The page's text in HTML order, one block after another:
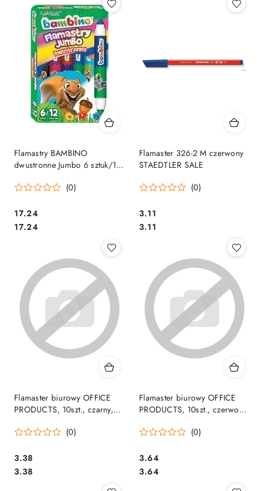
Flamastry BAMBINO
dwustronne Jumbo 6 sztuk/12
(0)
Cena:
17.24
Cena:
17.24
Flamaster 326-2 M czerwony
STAEDTLER SALE
(0)
Cena:
3.11
Cena:
3.11
Flamaster biurowy OFFICE
PRODUCTS, 10szt., czarny,
(0)
Cena:
3.38
Cena:
3.38
Flamaster biurowy OFFICE
PRODUCTS, 10szt., czerwony,
(0)
Cena:
3.64
Cena:
3.64